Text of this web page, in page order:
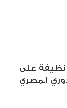
نظيفة على
المصري